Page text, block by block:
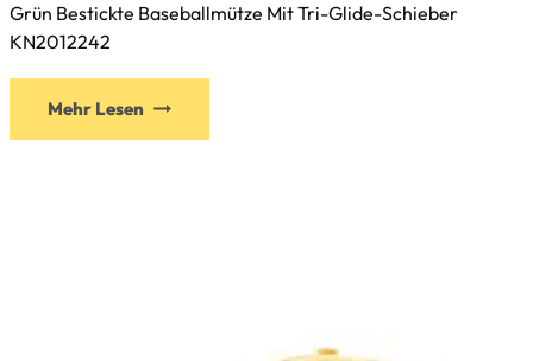
Grün Bestickte Baseballmütze Mit Tri-Glide-Schieber
KN2012242
Mehr Lesen